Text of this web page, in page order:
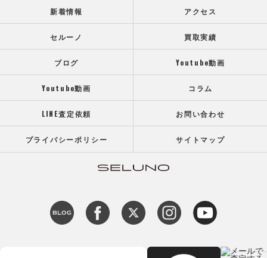
新着情報 アクセス
セルーノ 買取実績
ブログ Youtube動画
Youtube動画 コラム
LINE査定依頼 お問い合わせ
プライバシーポリシー サイトマップ